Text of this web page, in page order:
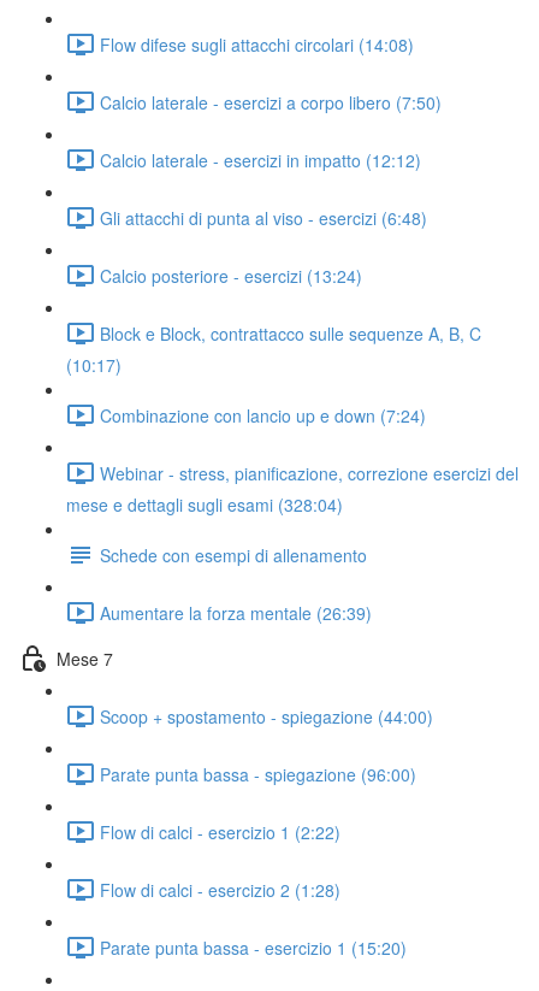
Flow difese sugli attacchi circolari (14:08)
Calcio laterale - esercizi a corpo libero (7:50)
Calcio laterale - esercizi in impatto (12:12)
Gli attacchi di punta al viso - esercizi (6:48)
Calcio posteriore - esercizi (13:24)
Block e Block, contrattacco sulle sequenze A, B, C
(10:17)
Combinazione con lancio up e down (7:24)
Webinar - stress, pianificazione, correzione esercizi del
mese e dettagli sugli esami (328:04)
Schede con esempi di allenamento
Aumentare la forza mentale (26:39)
Mese 7
Scoop + spostamento - spiegazione (44:00)
Parate punta bassa - spiegazione (96:00)
Flow di calci - esercizio 1 (2:22)
Flow di calci - esercizio 2 (1:28)
Parate punta bassa - esercizio 1 (15:20)